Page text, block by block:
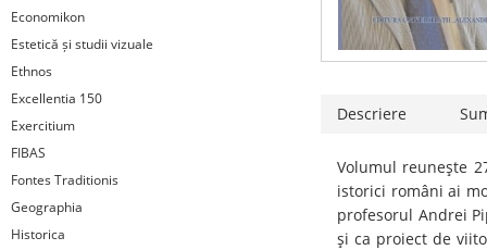
Economikon
Estetică și studii vizuale
Ethnos
Excellentia 150
Exercitium
FIBAS
Fontes Traditionis
Geographia
Historica
Descriere
Volumul reuneşte
istorici români ai
profesorul Andrei
şi ca proiect de